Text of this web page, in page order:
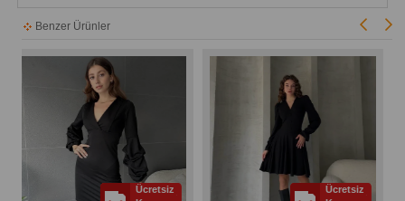
Benzer Ürünler
Ücretsiz
Ücretsiz